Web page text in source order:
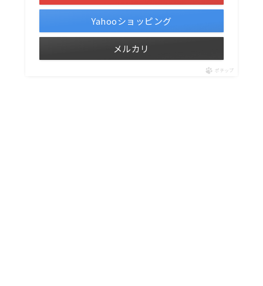
Yahooショッピング
メルカリ
ポチップ